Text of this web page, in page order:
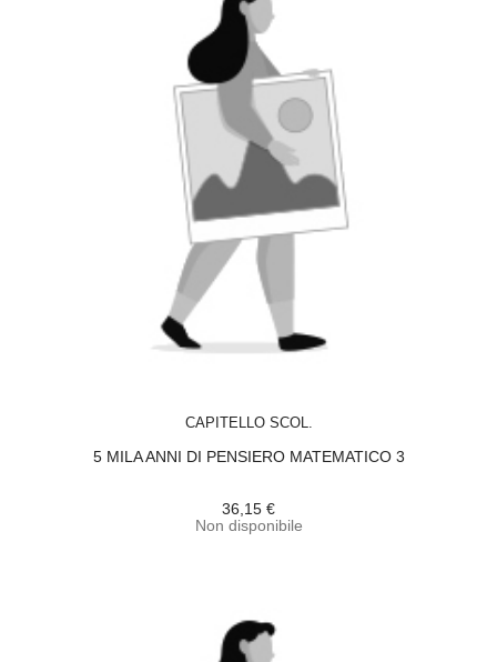
CAPITELLO SCOL.
5 MILA ANNI DI PENSIERO MATEMATICO 3
36,15 €
Non disponibile